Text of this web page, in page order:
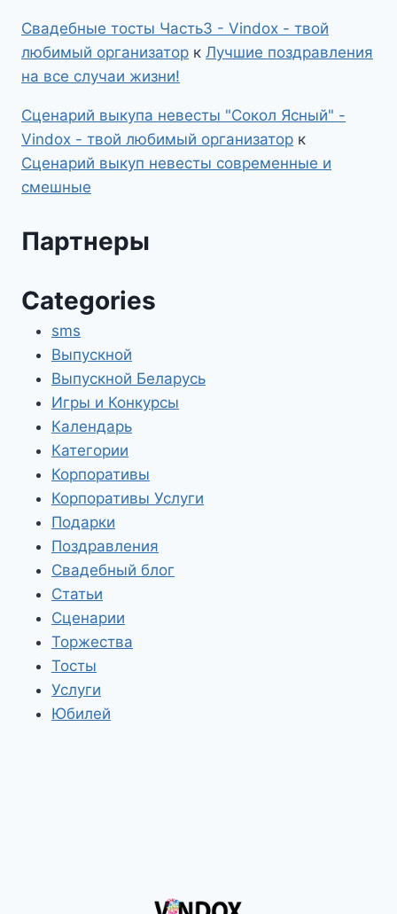
Свадебные тосты Часть3 - Vindox - твой
любимый организатор к Лучшие поздравления
на все случаи жизни!
Сценарий выкупа невесты "Сокол Ясный" -
Vindox - твой любимый организатор к
Сценарий выкуп невесты современные и
смешные
Партнеры
Categories
sms
Выпускной
Выпускной Беларусь
Игры и Конкурсы
Календарь
Категории
Корпоративы
Корпоративы Услуги
Подарки
Поздравления
Свадебный блог
Статьи
Сценарии
Торжества
Тосты
Услуги
Юбилей